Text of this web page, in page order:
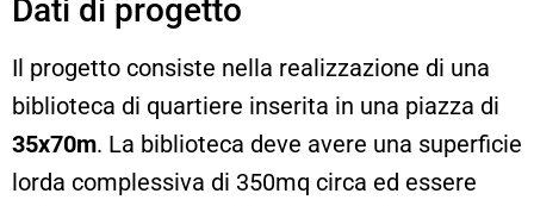
Dati di progetto
Il progetto consiste nella realizzazione di una
biblioteca di quartiere inserita in una piazza di
35x70m. La biblioteca deve avere una superficie
lorda complessiva di 350mq circa ed essere